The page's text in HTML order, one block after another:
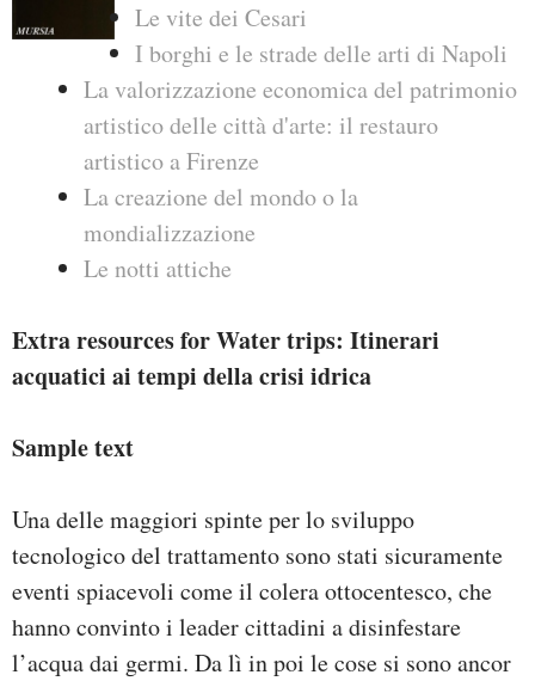
Le vite dei Cesari
I borghi e le strade delle arti di Napoli
La valorizzazione economica del patrimonio
artistico delle città d'arte: il restauro
artistico a Firenze
La creazione del mondo o la
mondializzazione
Le notti attiche
Extra resources for Water trips: Itinerari
acquatici ai tempi della crisi idrica
Sample text
Una delle maggiori spinte per lo sviluppo
tecnologico del trattamento sono stati sicuramente
eventi spiacevoli come il colera ottocentesco, che
hanno convinto i leader cittadini a disinfestare
l’acqua dai germi. Da lì in poi le cose si sono ancor